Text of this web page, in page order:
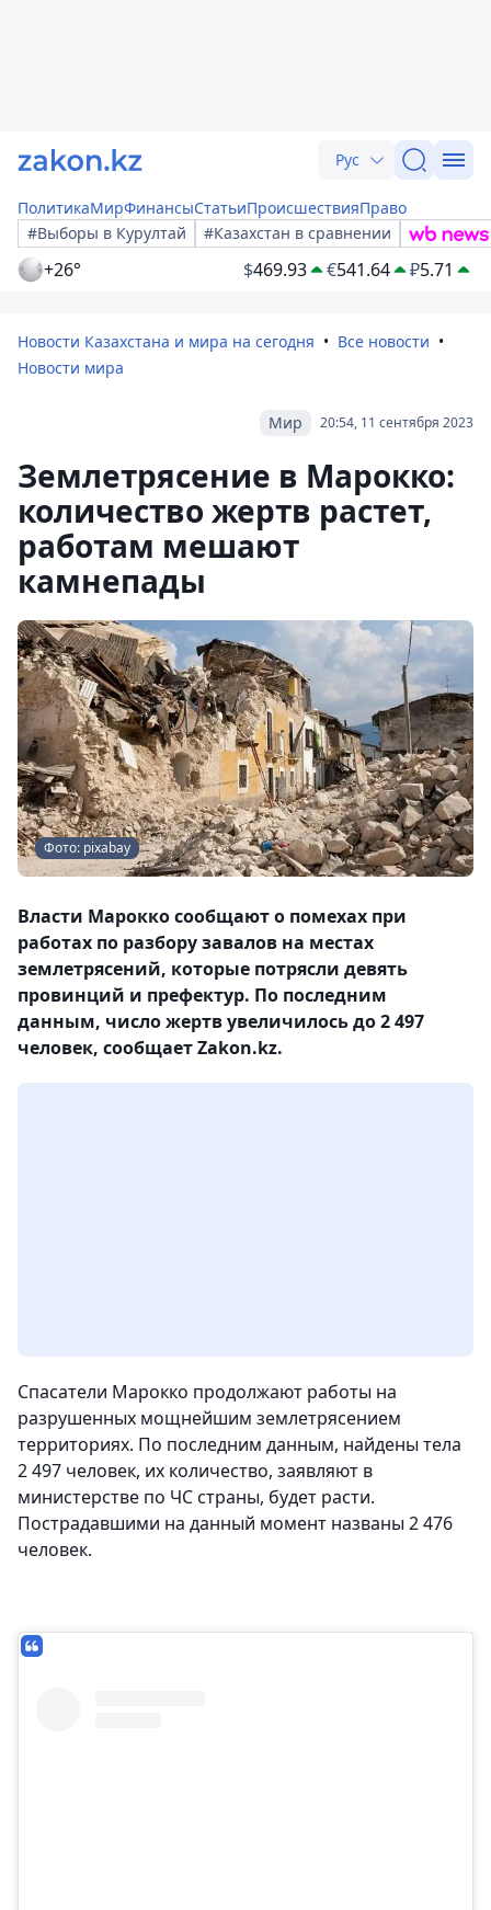
Рус
ПолитикаМирФинансыСтатьиПроисшествияПраво
#Выборы в Курултай
#Казахстан в сравнении
+26° $469.93 €541.64 ₽5.71
Новости Казахстана и мира на сегодня
Все новости
Новости мира
20:54, 11 сентября 2023
Мир
Землетрясение в Марокко:
количество жертв растет,
работам мешают
камнепады
Фото: pixabay
Власти Марокко сообщают о помехах при
работах по разбору завалов на местах
землетрясений, которые потрясли девять
провинций и префектур. По последним
данным, число жертв увеличилось до 2 497
человек, сообщает Zakon.kz.
Спасатели Марокко продолжают работы на
разрушенных мощнейшим землетрясением
территориях. По последним данным, найдены тела
2 497 человек, их количество, заявляют в
министерстве по ЧС страны, будет расти.
Пострадавшими на данный момент названы 2 476
человек.